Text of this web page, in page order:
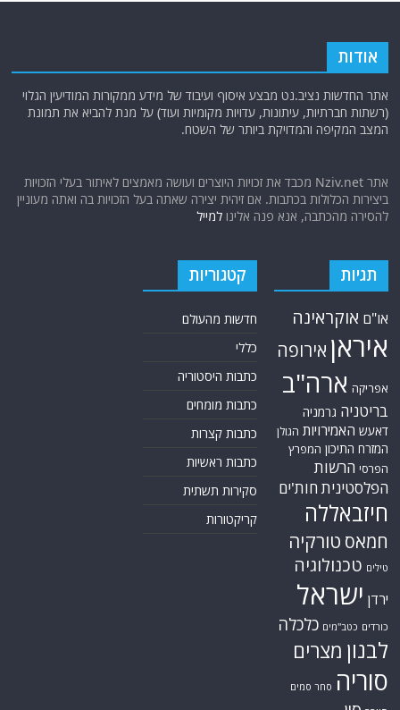
אודות
אתר החדשות נציב.נט מבצע איסוף ועיבוד של מידע ממקורות המודיעין הגלוי
(רשתות חברתיות, עיתונות, עדויות מקומיות ועוד) על מנת להביא את תמונת
המצב המקיפה והמדויקת ביותר של השטח.
אתר Nziv.net מכבד את זכויות היוצרים ועושה מאמצים לאיתור בעלי הזכויות
ביצירות הכלולות בכתבות. אם זיהית יצירה שאתה בעל הזכויות בה ואתה מעוניין
להסירה מהכתבה, אנא פנה אלינולמייל
תגיות
או"ם אוקראינה
איראן אירופה
אפריקה ארה"ב
בריטניה גרמניה
דאעש האמירויות הגולן
המזרח התיכון המפרץ
הפרסי הרשות
הפלסטיניתחות'ים
חיזבאללה
חמאס טורקיה
טילים טכנולוגיה
ירדן ישראל
כורדים כטב"מים כלכלה
לבנון מצרים
סוריה סחר סמים
קטגוריות
חדשות מהעולם
כללי
כתבות היסטוריה
כתבות מומחים
כתבות קצרות
כתבות ראשיות
סקירות תשתית
קריקטורות